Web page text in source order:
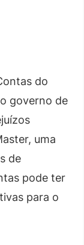
do
governo de
uma
de
pode ter
para o